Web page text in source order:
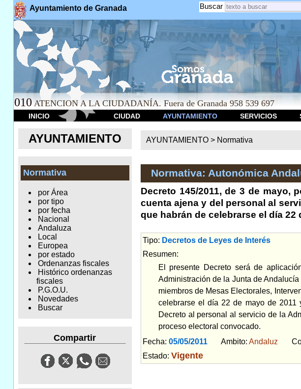
Ayuntamiento de Granada Buscar
010 ATENCION A LA CIUDADANÍA. Fuera de Granada 958 539 697
INICIO CIUDAD AYUNTAMIENTO SERVICIOS
AYUNTAMIENTO
Normativa
por Área
por tipo
por fecha
Nacional
Andaluza
Local
Europea
por estado
Ordenanzas fiscales
Histórico ordenanzas
fiscales
P.G.O.U.
Novedades
Buscar
Compartir
AYUNTAMIENTO > Normativa
Normativa: Autonómica
Decreto 145/2011, de 3 de mayo,
cuenta ajena y del personal al
que habrán de celebrarse el día 22
Tipo: Decretos de Leyes de Interés
Resumen:
El presente Decreto será de
Administración de la Junta de
miembros de Mesas Electorales,
celebrarse el día 22 de mayo de 2011
Decreto al personal al servicio de la
proceso electoral convocado.
Fecha: 05/05/2011Ambito: Andaluz
Estado: Vigente